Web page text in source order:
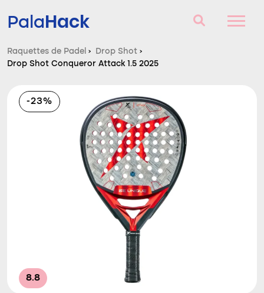
PalaHack
Raquettes de Padel
Questions et réponses
Comparateur
Raquettes de Padel › Drop Shot ›
Drop Shot Conqueror Attack 1.5 2025
-23%
8.8